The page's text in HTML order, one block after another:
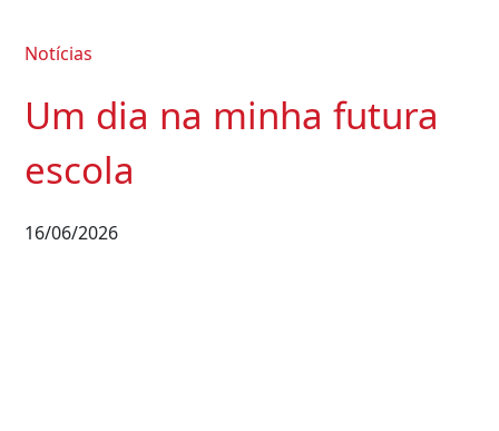
Notícias
Um dia na minha futura
escola
16/06/2026